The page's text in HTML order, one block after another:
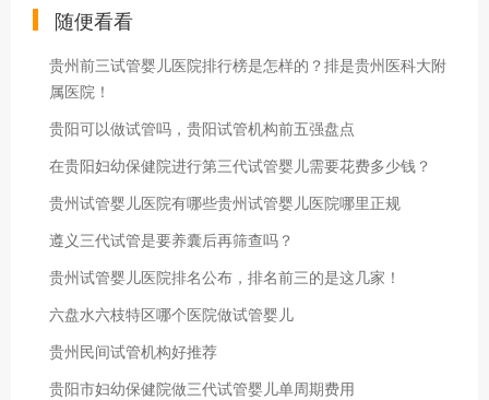
随便看看
贵州前三试管婴儿医院排行榜是怎样的？排是贵州医科大附
属医院！
贵阳可以做试管吗，贵阳试管机构前五强盘点
在贵阳妇幼保健院进行第三代试管婴儿需要花费多少钱？
贵州试管婴儿医院有哪些贵州试管婴儿医院哪里正规
遵义三代试管是要养囊后再筛查吗？
贵州试管婴儿医院排名公布，排名前三的是这几家！
六盘水六枝特区哪个医院做试管婴儿
贵州民间试管机构好推荐
贵阳市妇幼保健院做三代试管婴儿单周期费用